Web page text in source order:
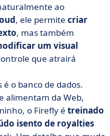
ao
, ele permite criar
, mas também
um visual
que atrairá
o banco de dados.
alimentam da Web,
o Firefly é treinado
isento de royalties